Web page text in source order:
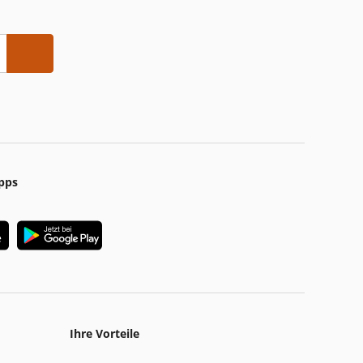
Ihre Vorteile